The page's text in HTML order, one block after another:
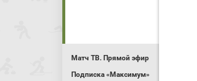
Матч ТВ. Прямой эфир
Подписка «Максимум»